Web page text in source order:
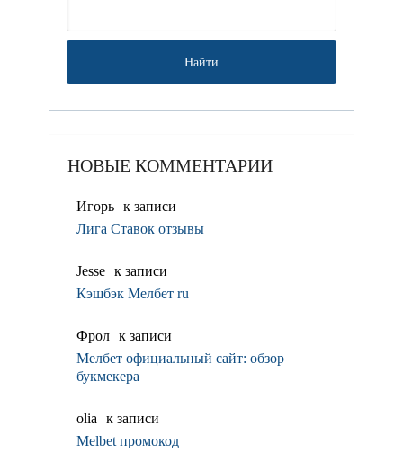
НОВЫЕ КОММЕНТАРИИ
Игорь к записи
Лига Ставок отзывы
Jesse к записи
Кэшбэк Мелбет ru
Фрол к записи
Мелбет официальный сайт: обзор
букмекера
olia
к записи
Melbet промокод